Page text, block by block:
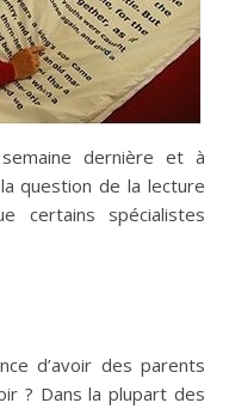
dernière et à
question de la lecture
certains spécialistes
d’avoir des parents
? Dans la plupart des